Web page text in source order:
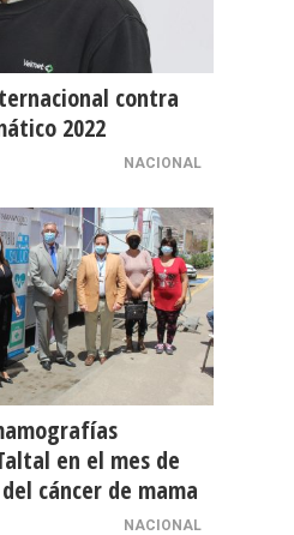
contra
2022
NACIONAL
en el mes de
cáncer de mama
NACIONAL